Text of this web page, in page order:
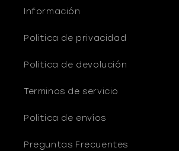
Información
Politica de privacidad
Politica de devolución
Terminos de servicio
Politica de envíos
Preguntas Frecuentes